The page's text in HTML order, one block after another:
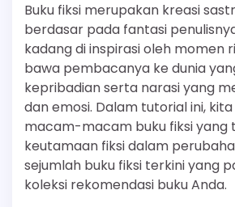
Buku fiksi merupakan kreasi
berdasar pada fantasi
kadang di inspirasi oleh momen
bawa pembacanya ke dunia
kepribadian serta narasi yang
dan emosi. Dalam tutorial ini,
macam-macam buku fiksi yang
keutamaan fiksi dalam
sejumlah buku fiksi terkini yang
koleksi rekomendasi buku Anda.